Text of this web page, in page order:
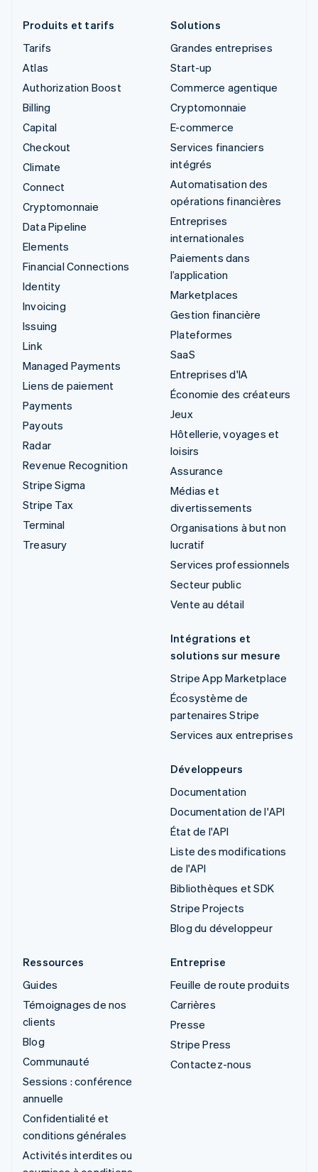
Produits et tarifs
Tarifs
Atlas
Authorization Boost
Billing
Capital
Checkout
Climate
Connect
Cryptomonnaie
Data Pipeline
Elements
Financial Connections
Identity
Invoicing
Issuing
Link
Managed Payments
Liens de paiement
Payments
Payouts
Radar
Revenue Recognition
Stripe Sigma
Stripe Tax
Terminal
Treasury
Solutions
Grandes entreprises
Start-up
Commerce agentique
Cryptomonnaie
E-commerce
Services financiers
intégrés
Automatisation des
opérations financières
Entreprises
internationales
Paiements dans
l’application
Marketplaces
Gestion financière
Plateformes
SaaS
Entreprises d'IA
Économie des créateurs
Jeux
Hôtellerie, voyages et
loisirs
Assurance
Médias et
divertissements
Organisations à but non
lucratif
Services professionnels
Secteur public
Vente au détail
Intégrations et
solutions sur mesure
Stripe App Marketplace
Écosystème de
partenaires Stripe
Services aux entreprises
Développeurs
Documentation
Documentation de l'API
État de l'API
Liste des modifications
de l'API
Bibliothèques et SDK
Stripe Projects
Blog du développeur
Ressources
Guides
Témoignages de nos
clients
Blog
Communauté
Sessions : conférence
annuelle
Confidentialité et
conditions générales
Activités interdites ou
Entreprise
Feuille de route produits
Carrières
Presse
Stripe Press
Contactez-nous